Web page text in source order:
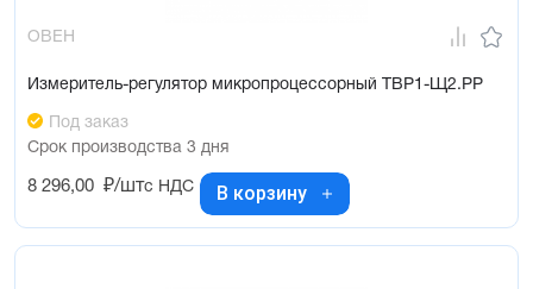
ОВЕН
Измеритель-регулятор микропроцессорный ТВР1-Щ2.РР
Под заказ
Срок производства 3 дня
8 296,00 ₽/штс НДС В корзину